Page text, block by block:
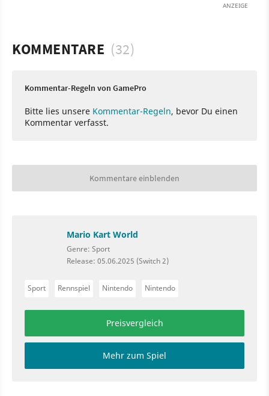
ANZEIGE
KOMMENTARE (32)
Kommentar-Regeln von GamePro
Bitte lies unsere Kommentar-Regeln, bevor Du einen
Kommentar verfasst.
Kommentare einblenden
Mario Kart World
Genre: Sport
Release: 05.06.2025 (Switch 2)
Sport Rennspiel Nintendo Nintendo
Preisvergleich
Mehr zum Spiel